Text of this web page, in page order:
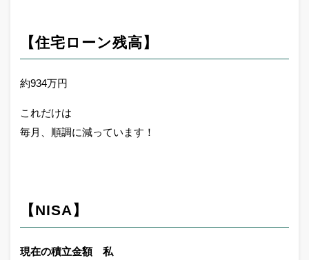
【住宅ローン残高】
約934万円
これだけは
毎月、順調に減っています！
【NISA】
現在の積立金額 私